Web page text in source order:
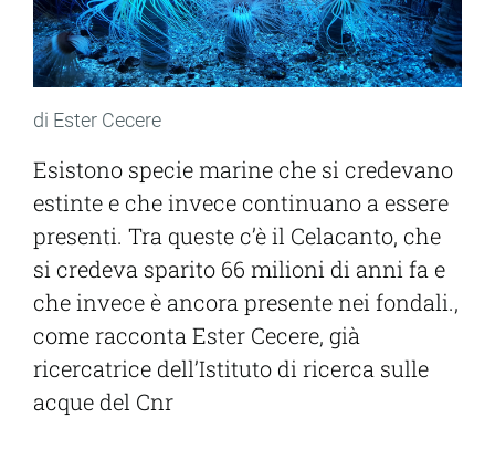
di Ester Cecere
Esistono specie marine che si credevano
estinte e che invece continuano a essere
presenti. Tra queste c’è il Celacanto, che
si credeva sparito 66 milioni di anni fa e
che invece è ancora presente nei fondali.,
come racconta Ester Cecere, già
ricercatrice dell’Istituto di ricerca sulle
acque del Cnr